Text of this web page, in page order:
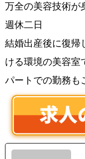
万全の美容技術が
週休二日
結婚出産後に復帰
ける環境の美容室
パートでの勤務も